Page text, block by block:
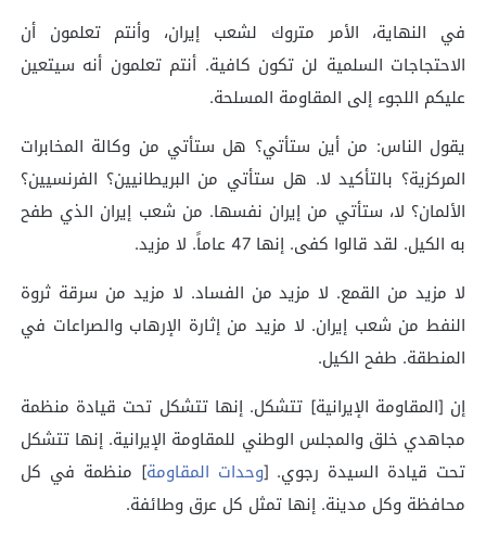
في النهاية، الأمر متروك لشعب إيران، وأنتم تعلمون أن
الاحتجاجات السلمية لن تكون كافية. أنتم تعلمون أنه سيتعين
عليكم اللجوء إلى المقاومة المسلحة.
يقول الناس: من أين ستأتي؟ هل ستأتي من وكالة المخابرات
المركزية؟ بالتأكيد لا. هل ستأتي من البريطانيين؟ الفرنسيين؟
الألمان؟ لا، ستأتي من إيران نفسها. من شعب إيران الذي طفح
به الكيل. لقد قالوا كفى. إنها 47 عاماً. لا مزيد.
لا مزيد من القمع. لا مزيد من الفساد. لا مزيد من سرقة ثروة
النفط من شعب إيران. لا مزيد من إثارة الإرهاب والصراعات في
المنطقة. طفح الكيل.
إن [المقاومة الإيرانية] تتشكل. إنها تتشكل تحت قيادة منظمة
مجاهدي خلق والمجلس الوطني للمقاومة الإيرانية. إنها تتشكل
تحت قيادة السيدة رجوي. [وحدات المقاومة] منظمة في كل
محافظة وكل مدينة. إنها تمثل كل عرق وطائفة.